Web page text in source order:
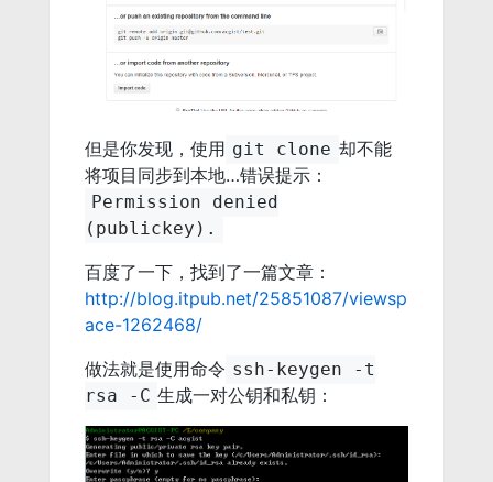
但是你发现，使用 git clone 却不能
将项目同步到本地…错误提示：
Permission denied
(publickey).
百度了一下，找到了一篇文章：
http://blog.itpub.net/25851087/viewsp
ace-1262468/
做法就是使用命令 ssh-keygen -t
rsa -C 生成一对公钥和私钥：